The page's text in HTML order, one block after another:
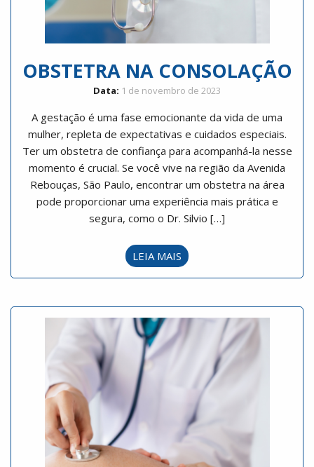
OBSTETRA NA CONSOLAÇÃO
Data: 1 de novembro de 2023
A gestação é uma fase emocionante da vida de uma
mulher, repleta de expectativas e cuidados especiais.
Ter um obstetra de confiança para acompanhá-la nesse
momento é crucial. Se você vive na região da Avenida
Rebouças, São Paulo, encontrar um obstetra na área
pode proporcionar uma experiência mais prática e
segura, como o Dr. Silvio […]
LEIA MAIS